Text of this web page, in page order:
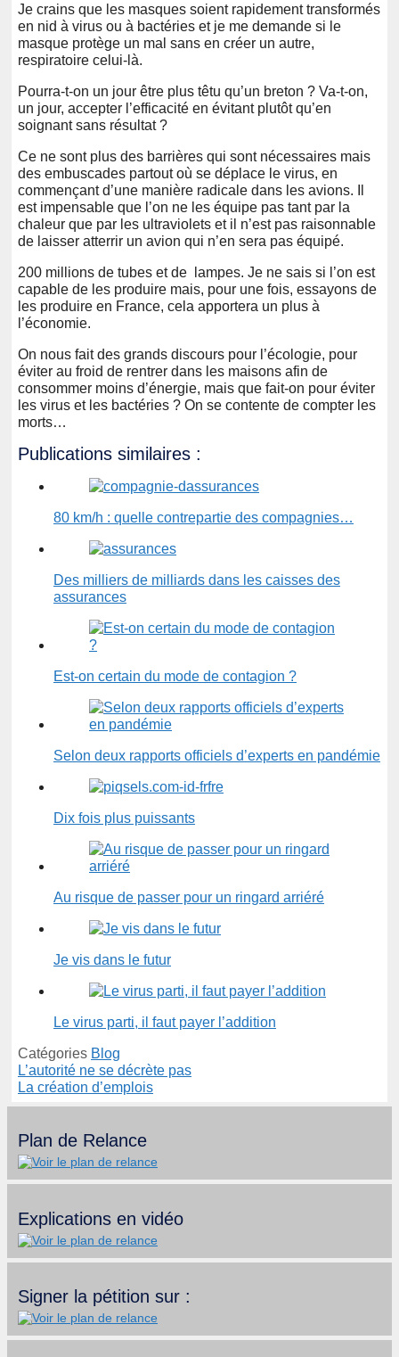
Je crains que les masques soient rapidement transformés
en nid à virus ou à bactéries et je me demande si le
masque protège un mal sans en créer un autre,
respiratoire celui-là.
Pourra-t-on un jour être plus têtu qu’un breton ? Va-t-on,
un jour, accepter l’efficacité en évitant plutôt qu’en
soignant sans résultat ?
Ce ne sont plus des barrières qui sont nécessaires mais
des embuscades partout où se déplace le virus, en
commençant d’une manière radicale dans les avions. Il
est impensable que l’on ne les équipe pas tant par la
chaleur que par les ultraviolets et il n’est pas raisonnable
de laisser atterrir un avion qui n’en sera pas équipé.
200 millions de tubes et de lampes. Je ne sais si l’on est
capable de les produire mais, pour une fois, essayons de
les produire en France, cela apportera un plus à
l’économie.
On nous fait des grands discours pour l’écologie, pour
éviter au froid de rentrer dans les maisons afin de
consommer moins d’énergie, mais que fait-on pour éviter
les virus et les bactéries ? On se contente de compter les
morts…
Publications similaires :
80 km/h : quelle contrepartie des compagnies…
Des milliers de milliards dans les caisses des
assurances
Est-on certain du mode de contagion ?
Selon deux rapports officiels d’experts en pandémie
Dix fois plus puissants
Au risque de passer pour un ringard arriéré
Je vis dans le futur
Le virus parti, il faut payer l’addition
Catégories Blog
L’autorité ne se décrète pas
La création d’emplois
Plan de Relance
Explications en vidéo
Signer la pétition sur :